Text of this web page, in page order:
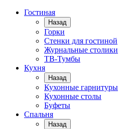
Гостиная
Назад
Горки
Стенки для гостиной
Журнальные столики
TВ-Тумбы
Кухня
Назад
Кухонные гарнитуры
Кухонные столы
Буфеты
Спальня
Назад